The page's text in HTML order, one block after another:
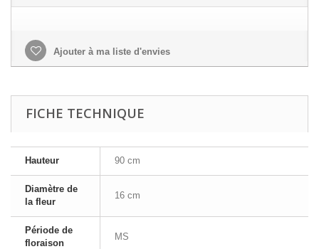
Ajouter à ma liste d'envies
FICHE TECHNIQUE
Hauteur 90 cm
Diamètre de
la fleur
16 cm
Période de
floraison
MS